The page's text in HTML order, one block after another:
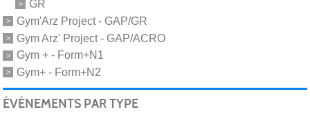
GR
Gym'Arz Project - GAP/GR
Gym Arz' Project - GAP/ACRO
Gym + - Form+N1
Gym+ - Form+N2
ÉVÉNEMENTS PAR TYPE